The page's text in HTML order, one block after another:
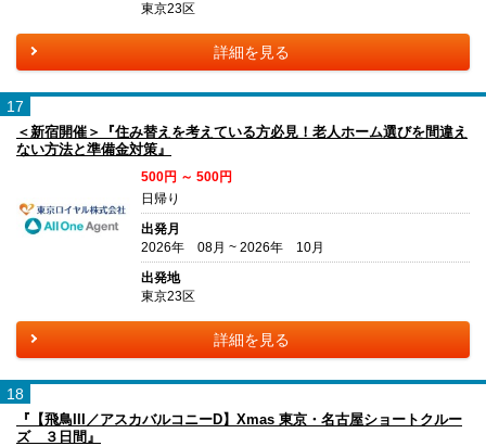
東京23区
詳細を見る
17
＜新宿開催＞『住み替えを考えている方必見！老人ホーム選びを間違え
ない方法と準備金対策』
500円 ～ 500円
日帰り
出発月
2026年 08月 ~ 2026年 10月
出発地
東京23区
詳細を見る
18
『【飛鳥III／アスカバルコニーD】Xmas 東京・名古屋ショートクルー
ズ ３日間』